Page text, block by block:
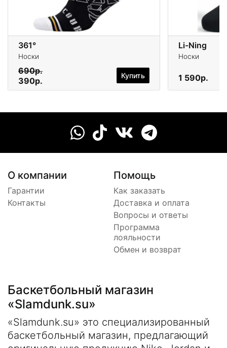
361°
Носки
690р.
390р.
Купить
Li-Ning
Носки
1 590р.
О компании
Гарантии
Контакты
Помощь
Как заказать
Доставка и оплата
Вопросы и ответы
Программа
лояльности
Обмен и возврат
Баскетбольный магазин
«Slamdunk.su»
«Slamdunk.su» это специализированный
баскетбольный магазин, предлагающий